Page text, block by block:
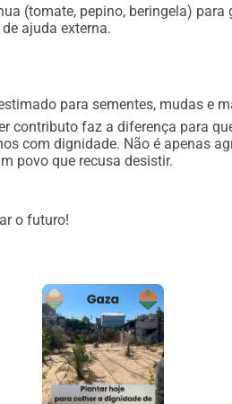
(tomate, pepino, beringela)
ajuda externa.
para sementes, mudas e
contributo faz a diferença para
com dignidade. Não é apenas
povo que recusa desistir.
o futuro!